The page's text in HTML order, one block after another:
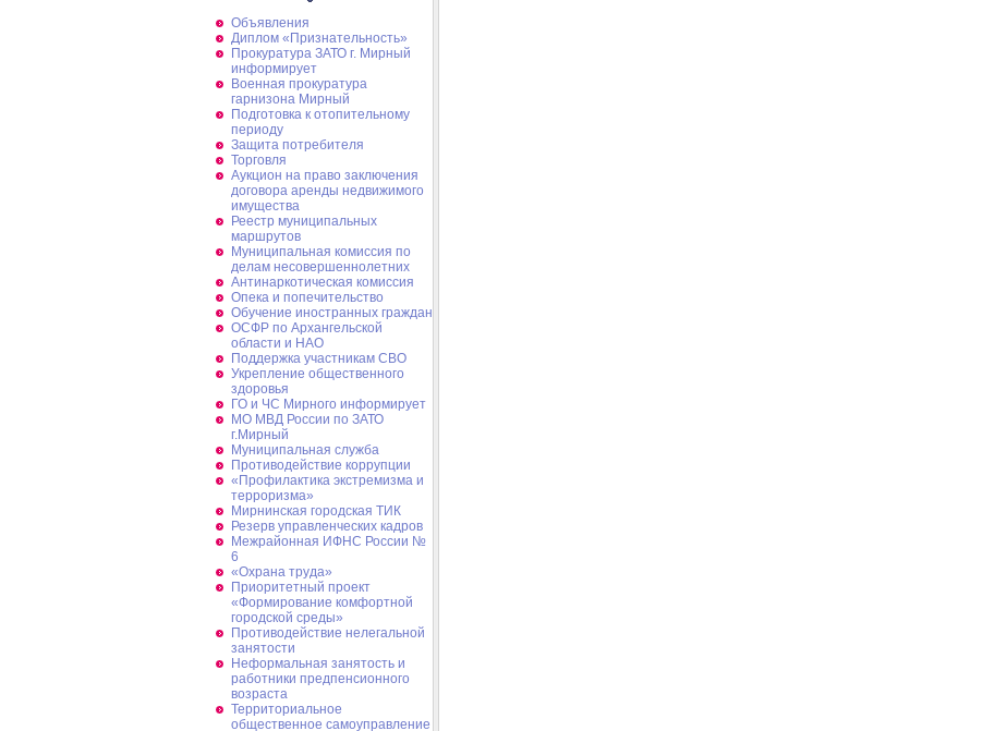
Объявления
Диплом «Признательность»
Прокуратура ЗАТО г. Мирный
информирует
Военная прокуратура
гарнизона Мирный
Подготовка к отопительному
периоду
Защита потребителя
Торговля
Аукцион на право заключения
договора аренды недвижимого
имущества
Реестр муниципальных
маршрутов
Муниципальная комиссия по
делам несовершеннолетних
Антинаркотическая комиссия
Опека и попечительство
Обучение иностранных граждан
ОСФР по Архангельской
области и НАО
Поддержка участникам СВО
Укрепление общественного
здоровья
ГО и ЧС Мирного информирует
МО МВД России по ЗАТО
г.Мирный
Муниципальная cлужба
Противодействие коррупции
«Профилактика экстремизма и
терроризма»
Мирнинская городская ТИК
Резерв управленческих кадров
Межрайонная ИФНС России №
6
«Охрана труда»
Приоритетный проект
«Формирование комфортной
городской среды»
Противодействие нелегальной
занятости
Неформальная занятость и
работники предпенсионного
возраста
Территориальное
общественное самоуправление